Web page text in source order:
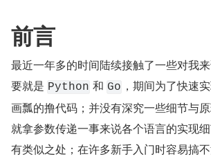
前言
最近一年多的时间陆续接触了一些对我
要就是 Python 和 Go ，期间为了快速
画瓢的撸代码；并没有深究一些细节与原
就拿参数传递一事来说各个语言的实现
有类似之处；在许多新手入门时容易搞